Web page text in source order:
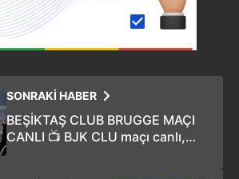
SONRAKİ HABER
BEŞİKTAŞ CLUB BRUGGE MAÇI
CANLI 📺 BJK CLU maçı canlı,